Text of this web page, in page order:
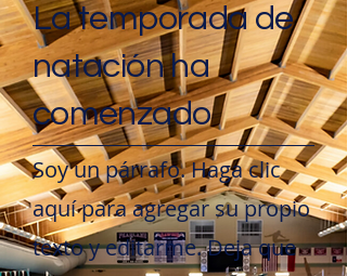
La temporada de
natación ha
comenzado
Soy un párrafo. Haga clic
aquí para agregar su propio
texto y editarme. Deja que